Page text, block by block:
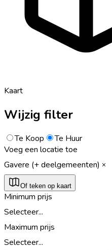
Kaart
Wijzig filter
Te Koop
Te Huur
Voeg een locatie toe
Gavere (+ deelgemeenten)
Of teken op kaart
Minimum prijs
Selecteer...
Maximum prijs
Selecteer...